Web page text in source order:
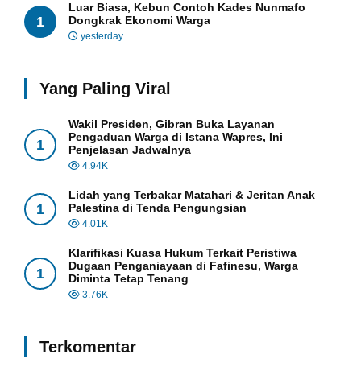
1
Luar Biasa, Kebun Contoh Kades Nunmafo
Dongkrak Ekonomi Warga
yesterday
Yang Paling Viral
1
Wakil Presiden, Gibran Buka Layanan
Pengaduan Warga di Istana Wapres, Ini
Penjelasan Jadwalnya
4.94K
1
Lidah yang Terbakar Matahari & Jeritan Anak
Palestina di Tenda Pengungsian
4.01K
1
Klarifikasi Kuasa Hukum Terkait Peristiwa
Dugaan Penganiayaan di Fafinesu, Warga
Diminta Tetap Tenang
3.76K
Terkomentar